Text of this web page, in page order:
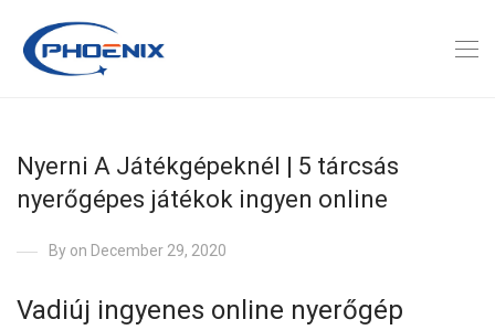
Nyerni A Játékgépeknél | 5 tárcsás
nyerőgépes játékok ingyen online
By on December 29, 2020
Vadiúj ingyenes online nyerőgép